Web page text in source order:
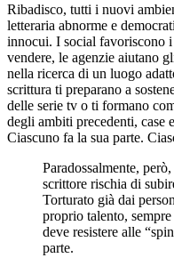
Ribadisco, tutti i nuovi
letteraria abnorme e
innocui. I social favoriscono
vendere, le agenzie aiutano
nella ricerca di un luogo
scrittura ti preparano a
delle serie tv o ti formano
degli ambiti precedenti, case
Ciascuno fa la sua parte.
Paradossalmente,
scrittore rischia di
Torturato già dai
proprio talento,
deve resistere alle
parte.